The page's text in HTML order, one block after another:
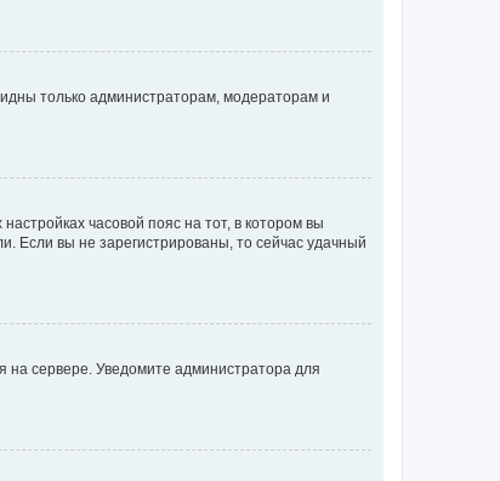
только администраторам, модераторам и
часовой пояс на тот, в котором вы
Если вы не зарегистрированы, то сейчас удачный
на сервере. Уведомите администратора для